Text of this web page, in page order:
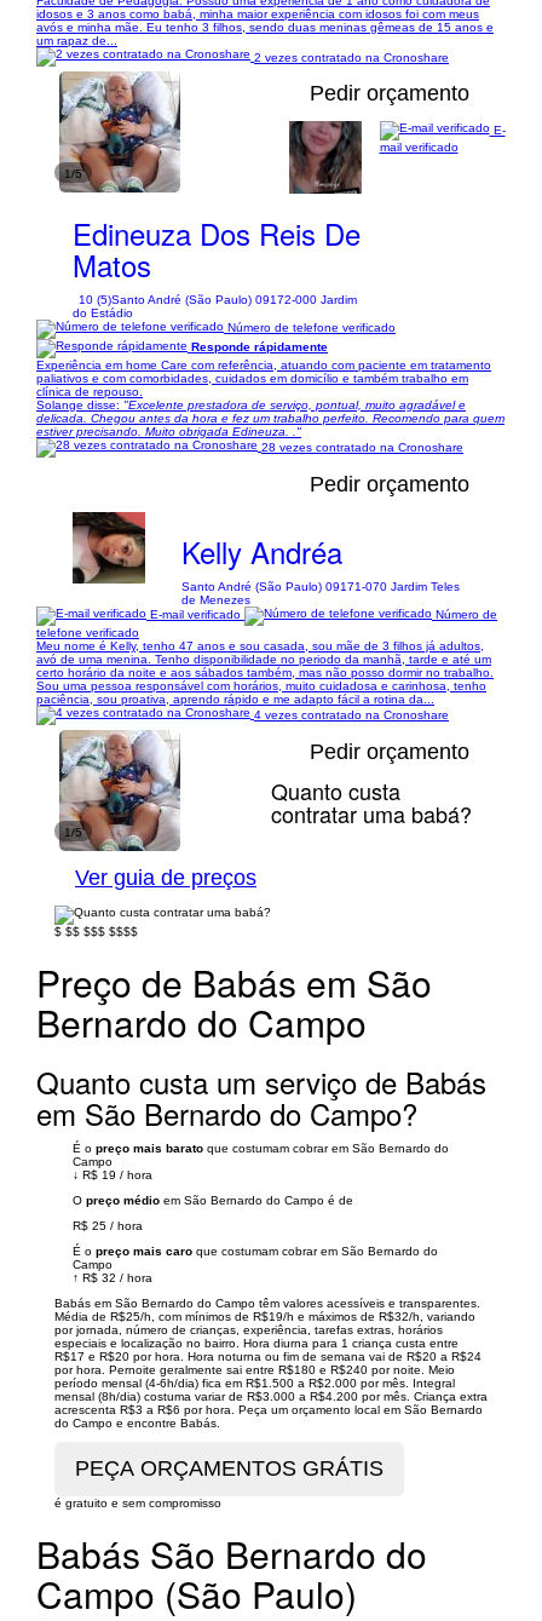
idosos e 3 anos como babá, minha maior experiência com idosos foi com meus
avós e minha mãe. Eu tenho 3 filhos, sendo duas meninas gêmeas de 15 anos e
um rapaz de...
2 vezes contratado na Cronoshare
1/5
Pedir orçamento
Edineuza Dos Reis De
Matos
10 (5)Santo André (São Paulo) 09172-000 Jardim
do Estádio
E-
mail verificado
Número de telefone verificado
Responde rápidamente
Experiência em home Care com referência, atuando com paciente em tratamento
paliativos e com comorbidades, cuidados em domicílio e também trabalho em
clínica de repouso.
Solange disse: "Excelente prestadora de serviço, pontual, muito agradável e
delicada. Chegou antes da hora e fez um trabalho perfeito. Recomendo para quem
estiver precisando. Muito obrigada Edineuza. ."
28 vezes contratado na Cronoshare
Pedir orçamento
Kelly Andréa
Santo André (São Paulo) 09171-070 Jardim Teles
de Menezes
E-mail verificado
Número de
telefone verificado
Meu nome é Kelly, tenho 47 anos e sou casada, sou mãe de 3 filhos já adultos,
avó de uma menina. Tenho disponibilidade no periodo da manhã, tarde e até um
certo horário da noite e aos sábados também, mas não posso dormir no trabalho.
Sou uma pessoa responsável com horários, muito cuidadosa e carinhosa, tenho
paciência, sou proativa, aprendo rápido e me adapto fácil a rotina da...
4 vezes contratado na Cronoshare
1/5
Pedir orçamento
Quanto custa
contratar uma babá?
Ver guia de preços
$ $$ $$$ $$$$
Preço de Babás em São
Bernardo do Campo
Quanto custa um serviço de Babás
em São Bernardo do Campo?
É o preço mais barato que costumam cobrar em São Bernardo do
Campo
↓ R$ 19 / hora
O preço médio em São Bernardo do Campo é de
R$ 25 / hora
É o preço mais caro que costumam cobrar em São Bernardo do
Campo
↑ R$ 32 / hora
Babás em São Bernardo do Campo têm valores acessíveis e transparentes.
Média de R$25/h, com mínimos de R$19/h e máximos de R$32/h, variando
por jornada, número de crianças, experiência, tarefas extras, horários
especiais e localização no bairro. Hora diurna para 1 criança custa entre
R$17 e R$20 por hora. Hora noturna ou fim de semana vai de R$20 a R$24
por hora. Pernoite geralmente sai entre R$180 e R$240 por noite. Meio
período mensal (4-6h/dia) fica em R$1.500 a R$2.000 por mês. Integral
mensal (8h/dia) costuma variar de R$3.000 a R$4.200 por mês. Criança extra
acrescenta R$3 a R$6 por hora. Peça um orçamento local em São Bernardo
do Campo e encontre Babás.
é gratuito e sem compromisso
Babás São Bernardo do
Campo (São Paulo)